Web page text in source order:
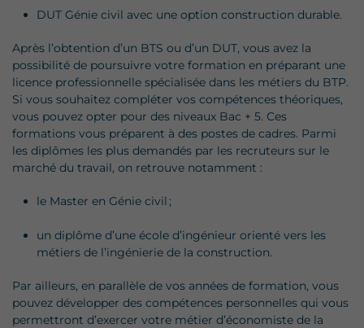
DUT Génie civil avec une option construction durable.
Après l’obtention d’un BTS ou d’un DUT, vous avez la
possibilité de poursuivre votre formation en préparant une
licence professionnelle spécialisée dans les métiers du BTP.
Si vous souhaitez compléter vos compétences théoriques,
vous pouvez opter pour des niveaux Bac + 5. Ces
formations vous préparent à des postes de cadres. Parmi
les diplômes les plus demandés par les recruteurs sur le
marché du travail, on retrouve notamment :
le Master en Génie civil ;
un diplôme d’une école d’ingénieur orienté vers les
métiers de l’ingénierie de la construction.
Par ailleurs, en parallèle de vos années de formation, vous
pouvez développer des compétences personnelles qui vous
permettront d’exercer votre métier d’économiste de la